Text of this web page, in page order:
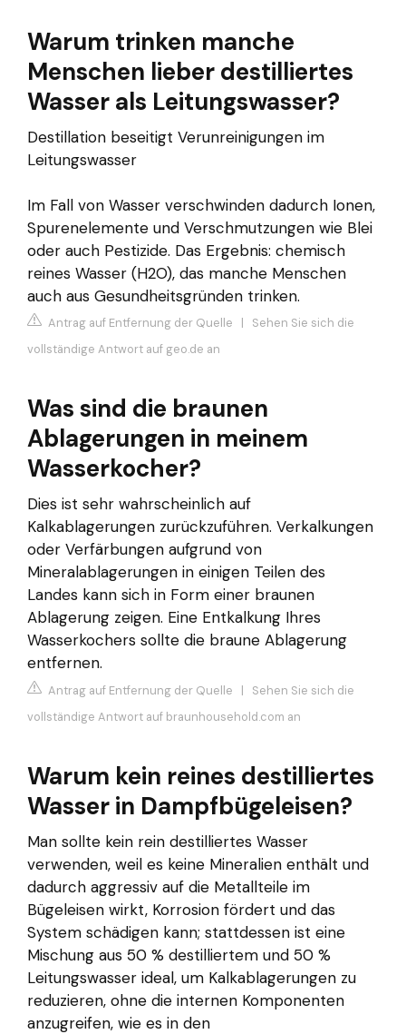
Warum trinken manche
Menschen lieber destilliertes
Wasser als Leitungswasser?
Destillation beseitigt Verunreinigungen im
Leitungswasser
Im Fall von Wasser verschwinden dadurch Ionen,
Spurenelemente und Verschmutzungen wie Blei
oder auch Pestizide. Das Ergebnis: chemisch
reines Wasser (H2O), das manche Menschen
auch aus Gesundheitsgründen trinken.
Antrag auf Entfernung der Quelle | Sehen Sie sich die
vollständige Antwort auf geo.de an
Was sind die braunen
Ablagerungen in meinem
Wasserkocher?
Dies ist sehr wahrscheinlich auf
Kalkablagerungen zurückzuführen. Verkalkungen
oder Verfärbungen aufgrund von
Mineralablagerungen in einigen Teilen des
Landes kann sich in Form einer braunen
Ablagerung zeigen. Eine Entkalkung Ihres
Wasserkochers sollte die braune Ablagerung
entfernen.
Antrag auf Entfernung der Quelle | Sehen Sie sich die
vollständige Antwort auf braunhousehold.com an
Warum kein reines destilliertes
Wasser in Dampfbügeleisen?
Man sollte kein rein destilliertes Wasser
verwenden, weil es keine Mineralien enthält und
dadurch aggressiv auf die Metallteile im
Bügeleisen wirkt, Korrosion fördert und das
System schädigen kann; stattdessen ist eine
Mischung aus 50 % destilliertem und 50 %
Leitungswasser ideal, um Kalkablagerungen zu
reduzieren, ohne die internen Komponenten
anzugreifen, wie es in den